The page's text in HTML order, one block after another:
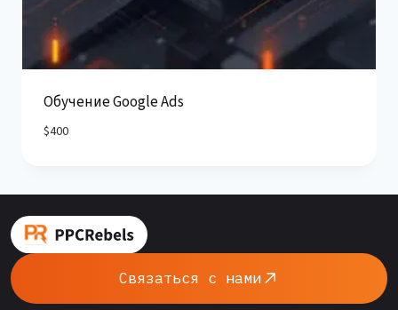
Обучение Google Ads
$400
Связаться с нами